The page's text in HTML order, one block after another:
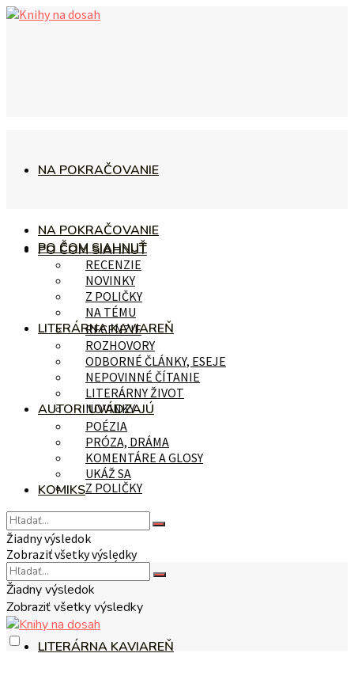
NA POKRAČOVANIE
PO ČOM SIAHNUŤ
RECENZIE
NOVINKY
Z POLIČKY
NA TÉMU
LITERÁRNA KAVIAREŇ
NA POKRAČOVANIE
PO ČOM SIAHNUŤ
RECENZIE
NOVINKY
Z POLIČKY
NA TÉMU
LITERÁRNA KAVIAREŇ
ROZHOVORY
ODBORNÉ ČLÁNKY, ESEJE
NEPOVINNÉ ČÍTANIE
LITERÁRNY ŽIVOT
AUTORI UVÁDZAJÚ
POÉZIA
PRÓZA, DRÁMA
KOMENTÁRE A GLOSY
UKÁŽ SA
KOMIKS
Žiadny výsledok
Zobraziť všetky výsledky
Žiadny výsledok
Zobraziť všetky výsledky